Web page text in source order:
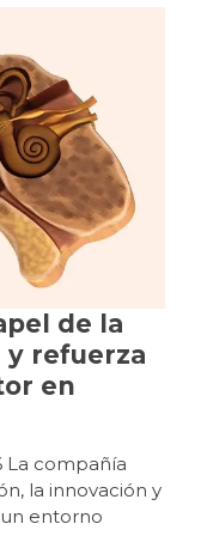
de la
y refuerza
en
La compañía
la innovación y
entorno